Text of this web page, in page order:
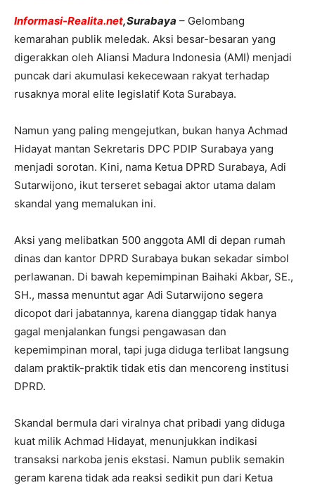
Informasi-Realita.net,Surabaya – Gelombang
kemarahan publik meledak. Aksi besar-besaran yang
digerakkan oleh Aliansi Madura Indonesia (AMI) menjadi
puncak dari akumulasi kekecewaan rakyat terhadap
rusaknya moral elite legislatif Kota Surabaya.
Namun yang paling mengejutkan, bukan hanya Achmad
Hidayat mantan Sekretaris DPC PDIP Surabaya yang
menjadi sorotan. Kini, nama Ketua DPRD Surabaya, Adi
Sutarwijono, ikut terseret sebagai aktor utama dalam
skandal yang memalukan ini.
Aksi yang melibatkan 500 anggota AMI di depan rumah
dinas dan kantor DPRD Surabaya bukan sekadar simbol
perlawanan. Di bawah kepemimpinan Baihaki Akbar, SE.,
SH., massa menuntut agar Adi Sutarwijono segera
dicopot dari jabatannya, karena dianggap tidak hanya
gagal menjalankan fungsi pengawasan dan
kepemimpinan moral, tapi juga diduga terlibat langsung
dalam praktik-praktik tidak etis dan mencoreng institusi
DPRD.
Skandal bermula dari viralnya chat pribadi yang diduga
kuat milik Achmad Hidayat, menunjukkan indikasi
transaksi narkoba jenis ekstasi. Namun publik semakin
geram karena tidak ada reaksi sedikit pun dari Ketua